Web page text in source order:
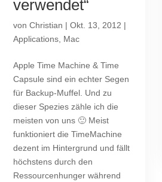
verwendet“
vonChristian |Okt. 13, 2012 |
Applications Mac
Apple Time Machine & Time
Capsule sind ein echter Segen
für Backup-Muffel. Und zu
dieser Spezies zähle ich die
meisten von uns 🙂 Meist
funktioniert die TimeMachine
dezent im Hintergrund und fällt
höchstens durch den
Ressourcenhunger während